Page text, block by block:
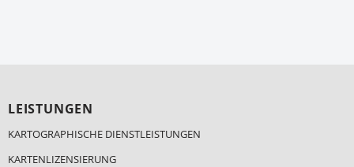
LEISTUNGEN
KARTOGRAPHISCHE DIENSTLEISTUNGEN
KARTENLIZENSIERUNG